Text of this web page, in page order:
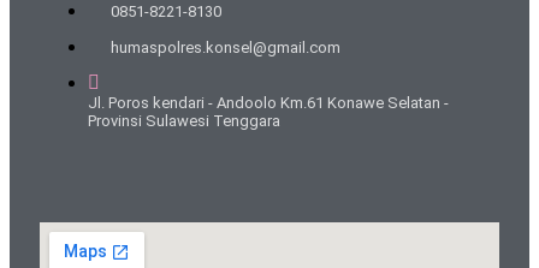
0851-8221-8130
humaspolres.konsel@gmail.com
Jl. Poros kendari - Andoolo Km.61 Konawe Selatan -
Provinsi Sulawesi Tenggara